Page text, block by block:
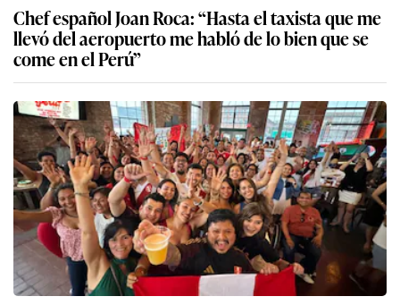
Chef español Joan Roca: “Hasta el taxista que me
llevó del aeropuerto me habló de lo bien que se
come en el Perú”